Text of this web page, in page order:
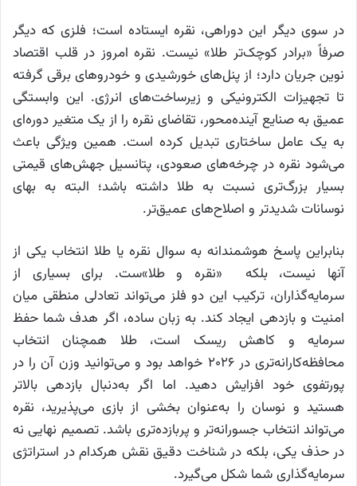
در سوی دیگر این دو‌راهی، نقره ایستاده است؛ فلزی که دیگر
صرفاً «برادر کوچک‌تر طلا» نیست. نقره امروز در قلب اقتصاد
نوین جریان دارد؛ از پنل‌های خورشیدی و خودروهای برقی گرفته
تا تجهیزات الکترونیکی و زیرساخت‌های انرژی. این وابستگی
عمیق به صنایع آینده‌محور، تقاضای نقره را از یک متغیر دوره‌ای
به یک عامل ساختاری تبدیل کرده است. همین ویژگی باعث
می‌شود نقره در چرخه‌های صعودی، پتانسیل جهش‌های قیمتی
بسیار بزرگ‌تری نسبت به طلا داشته باشد؛ البته به بهای
نوسانات شدیدتر و اصلاح‌های عمیق‌تر.
بنابراین پاسخ هوشمندانه به سوال نقره یا طلا انتخاب یکی از
آنها نیست، بلکه «نقره و طلا»ست. برای بسیاری از
سرمایه‌گذاران، ترکیب این دو فلز می‌تواند تعادلی منطقی میان
امنیت و بازدهی ایجاد کند. به زبان ساده، اگر هدف شما حفظ
سرمایه و کاهش ریسک است، طلا همچنان انتخاب
محافظه‌کارانه‌تری در ۲۰۲۶ خواهد بود و می‌توانید وزن آن را در
پورتفوی خود افزایش دهید. اما اگر به‌دنبال بازدهی بالاتر
هستید و نوسان را به‌عنوان بخشی از بازی می‌پذیرید، نقره
می‌تواند انتخاب جسورانه‌تر و پربازده‌تری باشد. تصمیم نهایی نه
در حذف یکی، بلکه در شناخت دقیق نقش هرکدام در استراتژی
سرمایه‌گذاری شما شکل می‌گیرد.